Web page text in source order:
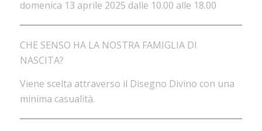
domenica 13 aprile 2025 dalle 10.00 alle 18.00
CHE SENSO HA LA NOSTRA FAMIGLIA DI
NASCITA?
Viene scelta attraverso il Disegno Divino con una
minima casualità.